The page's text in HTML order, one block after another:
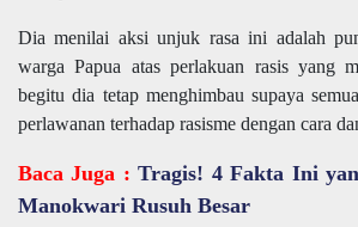
Dia menilai aksi unjuk rasa ini adalah
warga Papua atas perlakuan rasis yang
begitu dia tetap menghimbau supaya
perlawanan terhadap rasisme dengan cara
Baca Juga :Tragis! 4 Fakta Ini
Manokwari Rusuh Besar